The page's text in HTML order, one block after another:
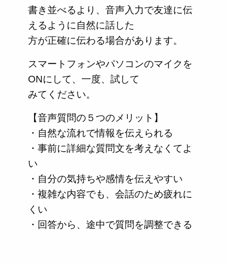
書き並べるより、音声入力で友達に伝
えるように自然に話した
方が正確に伝わる場合があります。
スマートフォンやパソコンのマイクを
ONにして、一度、試して
みてください。
【音声質問の５つのメリット】
・自然な流れで情報を伝えられる
・事前に詳細な質問文を考えなくてよ
い
・自分の気持ちや感情を伝えやすい
・複雑な内容でも、会話のため疲れに
くい
・回答から、途中で質問を調整できる